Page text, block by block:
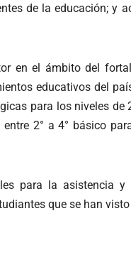
de la educación; y
en el ámbito del
educativos del
para los niveles
2° a 4° básico
para la asistencia
que se han